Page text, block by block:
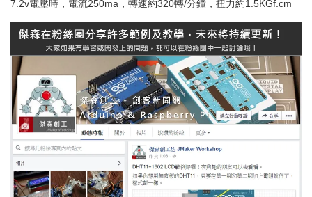
7.2v電壓時，電流250ma，轉速約320轉/分鐘，扭力約1.5KGf.cm